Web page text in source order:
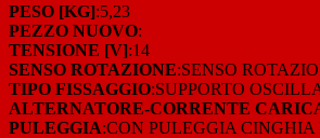
PESO [KG]:5,23
PEZZO NUOVO:
TENSIONE [V]:14
SENSO ROTAZIONE:SENSO
TIPO FISSAGGIO:SUPPORTO
ALTERNATORE-CORRENTE
PULEGGIA:CON PULEGGIA CINGHIA